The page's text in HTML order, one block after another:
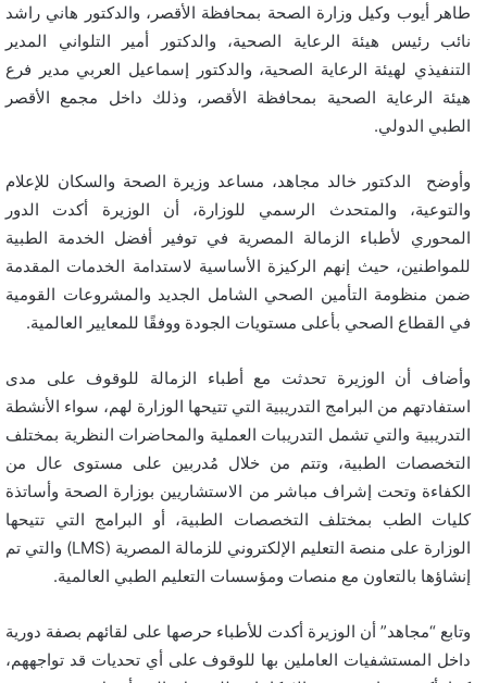
طاهر أيوب وكيل وزارة الصحة بمحافظة الأقصر، والدكتور هاني راشد
نائب رئيس هيئة الرعاية الصحية، والدكتور أمير التلواني المدير
التنفيذي لهيئة الرعاية الصحية، والدكتور إسماعيل العربي مدير فرع
هيئة الرعاية الصحية بمحافظة الأقصر، وذلك داخل مجمع الأقصر
الطبي الدولي.
وأوضح الدكتور خالد مجاهد، مساعد وزيرة الصحة والسكان للإعلام
والتوعية، والمتحدث الرسمي للوزارة، أن الوزيرة أكدت الدور
المحوري لأطباء الزمالة المصرية في توفير أفضل الخدمة الطبية
للمواطنين، حيث إنهم الركيزة الأساسية لاستدامة الخدمات المقدمة
ضمن منظومة التأمين الصحي الشامل الجديد والمشروعات القومية
في القطاع الصحي بأعلى مستويات الجودة ووفقًا للمعايير العالمية.
وأضاف أن الوزيرة تحدثت مع أطباء الزمالة للوقوف على مدى
استفادتهم من البرامج التدريبية التي تتيحها الوزارة لهم، سواء الأنشطة
التدريبية والتي تشمل التدريبات العملية والمحاضرات النظرية بمختلف
التخصصات الطبية، وتتم من خلال مُدربين على مستوى عال من
الكفاءة وتحت إشراف مباشر من الاستشاريين بوزارة الصحة وأساتذة
كليات الطب بمختلف التخصصات الطبية، أو البرامج التي تتيحها
الوزارة على منصة التعليم الإلكتروني للزمالة المصرية (LMS) والتي تم
إنشاؤها بالتعاون مع منصات ومؤسسات التعليم الطبي العالمية.
وتابع “مجاهد” أن الوزيرة أكدت للأطباء حرصها على لقائهم بصفة دورية
داخل المستشفيات العاملين بها للوقوف على أي تحديات قد تواجههم،